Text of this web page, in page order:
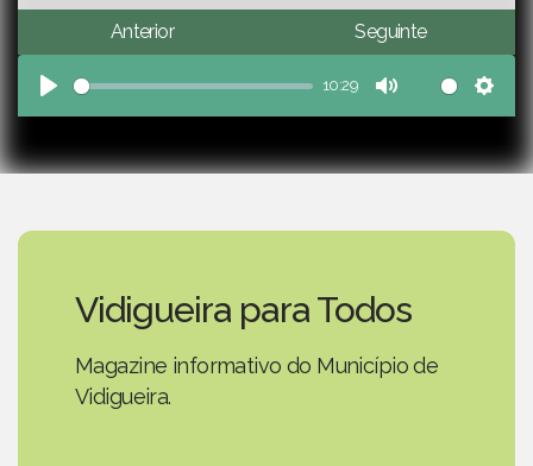
Anterior Seguinte
Play
10:29
Mute
Vidigueira para Todos
Magazine informativo do Município de
Vidigueira.